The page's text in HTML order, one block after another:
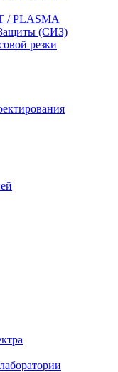
/ PLASMA
(СИЗ)
резки